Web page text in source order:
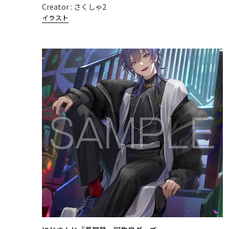
Creator : さくしゃ2
イラスト